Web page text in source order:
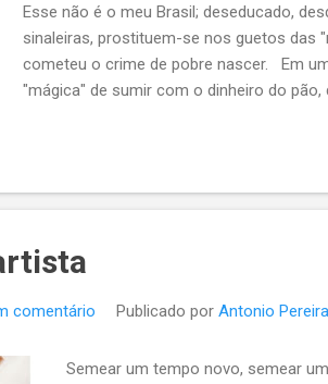
Esse não é o meu Brasil; deseducado,
sinaleiras, prostituem-se nos guetos das
cometeu o crime de pobre nascer. Em
"mágica" de sumir com o dinheiro do
comentário Publicado por Antonio
Semear um tempo novo, semear